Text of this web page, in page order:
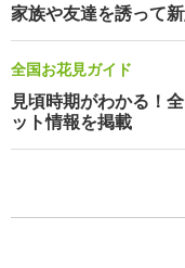
家族や友達を誘って
全国お花見ガイド
見頃時期がわかる！
ット情報を掲載